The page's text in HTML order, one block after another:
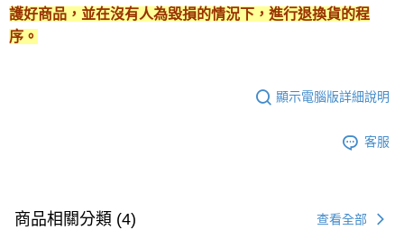
護好商品，並在沒有人為毀損的情況下，進行退換貨的程
序。
顯示電腦版詳細說明
客服
商品相關分類 (4) 查看全部